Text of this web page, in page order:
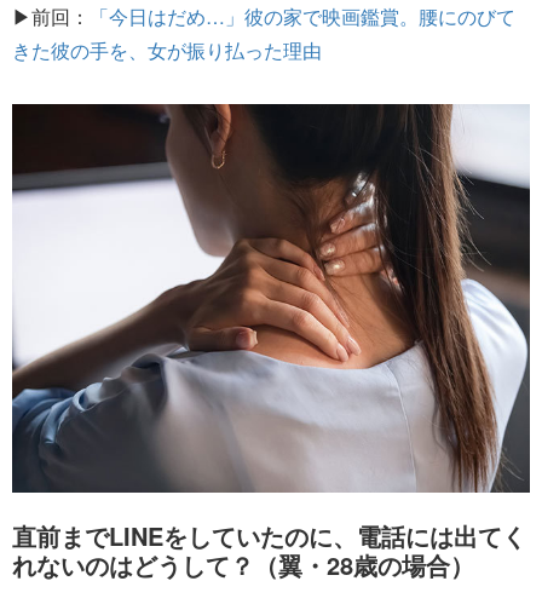
▶前回：
「今日はだめ…」彼の家で映画鑑賞。腰にのびて
きた彼の手を、女が振り払った理由
直前までLINEをしていたのに、電話には出てく
れないのはどうして？（翼・28歳の場合）